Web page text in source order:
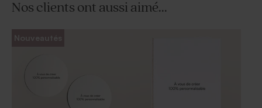
Nos clients ont aussi aimé...
Nouveautés